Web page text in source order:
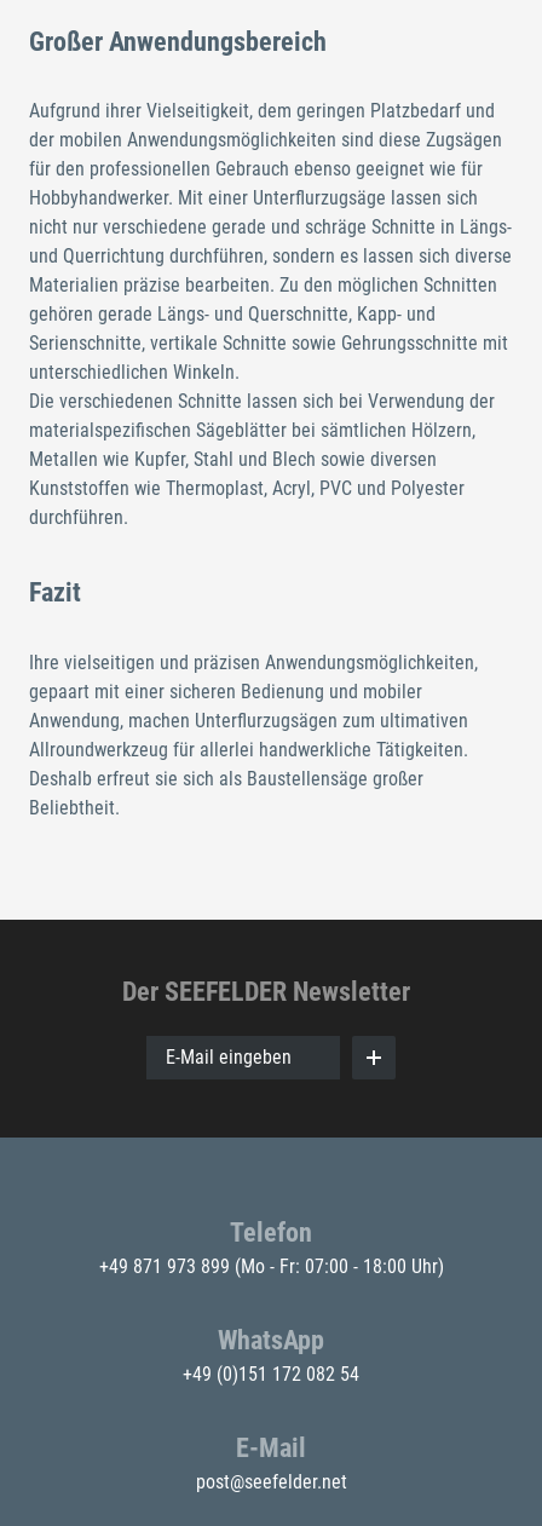
Großer Anwendungsbereich
Aufgrund ihrer Vielseitigkeit, dem geringen Platzbedarf und
der mobilen Anwendungsmöglichkeiten sind diese Zugsägen
für den professionellen Gebrauch ebenso geeignet wie für
Hobbyhandwerker. Mit einer Unterflurzugsäge lassen sich
nicht nur verschiedene gerade und schräge Schnitte in Längs-
und Querrichtung durchführen, sondern es lassen sich diverse
Materialien präzise bearbeiten. Zu den möglichen Schnitten
gehören gerade Längs- und Querschnitte, Kapp- und
Serienschnitte, vertikale Schnitte sowie Gehrungsschnitte mit
unterschiedlichen Winkeln.
Die verschiedenen Schnitte lassen sich bei Verwendung der
materialspezifischen Sägeblätter bei sämtlichen Hölzern,
Metallen wie Kupfer, Stahl und Blech sowie diversen
Kunststoffen wie Thermoplast, Acryl, PVC und Polyester
durchführen.
Fazit
Ihre vielseitigen und präzisen Anwendungsmöglichkeiten,
gepaart mit einer sicheren Bedienung und mobiler
Anwendung, machen Unterflurzugsägen zum ultimativen
Allroundwerkzeug für allerlei handwerkliche Tätigkeiten.
Deshalb erfreut sie sich als Baustellensäge großer
Beliebtheit.
Der SEEFELDER Newsletter
E-Mail eingeben
Telefon
+49 871 973 899 (Mo - Fr: 07:00 - 18:00 Uhr)
WhatsApp
+49 (0)151 172 082 54
E-Mail
post@seefelder.net